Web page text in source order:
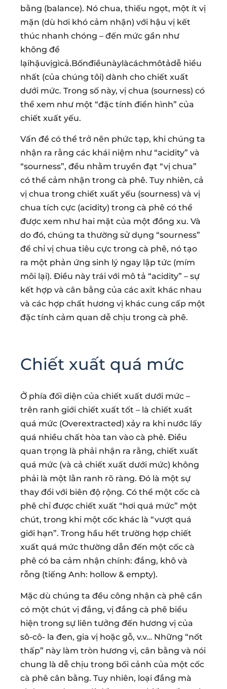
bằng (balance). Nó chua, thiếu ngọt, một ít vị
mặn (dù hơi khó cảm nhận) với hậu vị kết
thúc nhanh chóng – đến mức gần như
không để
lạihậuvịgìcả.Bốnđiềunàylàcáchmôtảdễ hiểu
nhất (của chúng tôi) dành cho chiết xuất
dưới mức. Trong số này, vị chua (sourness) có
thể xem như một “đặc tính điển hình” của
chiết xuất yếu.
Vấn đề có thể trở nên phức tạp, khi chúng ta
nhận ra rằng các khái niệm như “acidity” và
“sourness”, đều nhằm truyền đạt “vị chua”
có thể cảm nhận trong cà phê. Tuy nhiên, cả
vị chua trong chiết xuất yếu (sourness) và vị
chua tích cực (acidity) trong cà phê có thể
được xem như hai mặt của một đồng xu. Và
do đó, chúng ta thường sử dụng “sourness”
để chỉ vị chua tiêu cực trong cà phê, nó tạo
ra một phản ứng sinh lý ngay lập tức (mím
môi lại). Điều này trái với mô tả “acidity” – sự
kết hợp và cân bằng của các axit khác nhau
và các hợp chất hương vị khác cung cấp một
đặc tính cảm quan dễ chịu trong cà phê.
Chiết xuất quá mức
Ở phía đối diện của chiết xuất dưới mức –
trên ranh giới chiết xuất tốt – là chiết xuất
quá mức (Overextracted) xảy ra khi nước lấy
quá nhiều chất hòa tan vào cà phê. Điều
quan trọng là phải nhận ra rằng, chiết xuất
quá mức (và cả chiết xuất dưới mức) không
phải là một lằn ranh rõ ràng. Đó là một sự
thay đổi với biên độ rộng. Có thể một cốc cà
phê chỉ được chiết xuất “hơi quá mức” một
chút, trong khi một cốc khác là “vượt quá
giới hạn”. Trong hầu hết trường hợp chiết
xuất quá mức thường dẫn đến một cốc cà
phê có ba cảm nhận chính: đắng, khô và
rỗng (tiếng Anh: hollow & empty).
Mặc dù chúng ta đều công nhận cà phê cần
có một chút vị đắng, vị đắng cà phê biểu
hiện trong sự liên tưởng đến hương vị của
sô-cô- la đen, gia vị hoặc gỗ, v.v… Những “nốt
thấp” này làm tròn hương vị, cân bằng và nói
chung là dễ chịu trong bối cảnh của một cốc
cà phê cân bằng. Tuy nhiên, loại đắng mà